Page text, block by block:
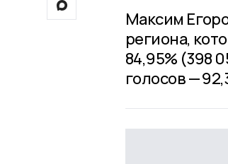
Максим
региона,
84,95% (398
голосов —